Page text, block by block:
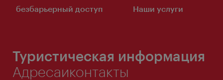
безбарьерный доступ Наши услуги
Туристическая информация
Адресаиконтакты